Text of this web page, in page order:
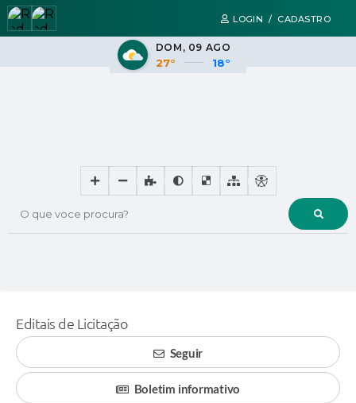
LOGIN / CADASTRO
O que voce procura?
DOM 09 AGO
27° 18°
Editais de Licitação
Seguir
Boletim informativo